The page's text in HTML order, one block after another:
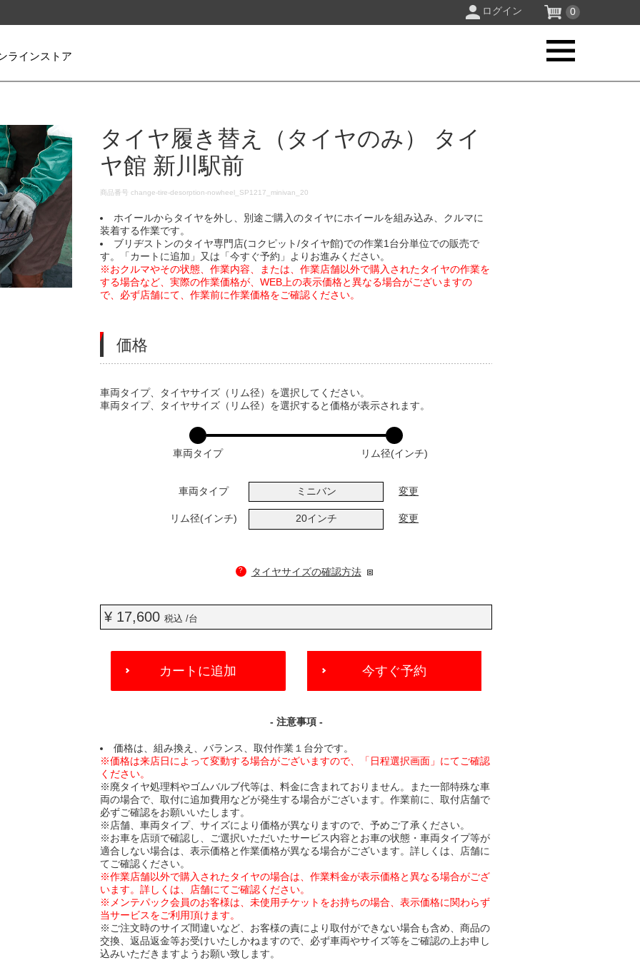
ログイン 0
ラインストア
タイヤ履き替え（タイヤのみ） タイ
ヤ館 新川駅前
DETAILS
商品番号change-tire-desorption-nowheel_SP1217_minivan_20
ホイールからタイヤを外し、別途ご購入のタイヤにホイールを組み込み、クルマに
装着する作業です。
ブリヂストンのタイヤ専門店(コクピット/タイヤ館)での作業1台分単位での販売で
す。「カートに追加」又は「今すぐ予約」よりお進みください。
※おクルマやその状態、作業内容、または、作業店舗以外で購入されたタイヤの作業を
する場合など、実際の作業価格が、WEB上の表示価格と異なる場合がございますの
で、必ず店舗にて、作業前に作業価格をご確認ください。
価格
VARIATIONS
車両タイプ、タイヤサイズ（リム径）を選択してください。
車両タイプ、タイヤサイズ（リム径）を選択すると価格が表示されます。
車両タイプ リム径(インチ)
車両タイプ ミニバン 変更
リム径(インチ) 20インチ 変更
? タイヤサイズの確認方法
¥ 17,600税込 /台
ADD
CART
カートに追加 今すぐ予約
- 注意事項 -
価格は、組み換え、バランス、取付作業１台分です。
※価格は来店日によって変動する場合がございますので、「日程選択画面」にてご確認
ください。
※廃タイヤ処理料やゴムバルブ代等は、料金に含まれておりません。また一部特殊な車
両の場合で、取付に追加費用などが発生する場合がございます。作業前に、取付店舗で
必ずご確認をお願いいたします。
※店舗、車両タイプ、サイズにより価格が異なりますので、予めご了承ください。
※お車を店頭で確認し、ご選択いただいたサービス内容とお車の状態・車両タイプ等が
適合しない場合は、表示価格と作業価格が異なる場合がございます。詳しくは、店舗に
てご確認ください。
※作業店舗以外で購入されたタイヤの場合は、作業料金が表示価格と異なる場合がござ
います。詳しくは、店舗にてご確認ください。
※メンテパック会員のお客様は、未使用チケットをお持ちの場合、表示価格に関わらず
当サービスをご利用頂けます。
※ご注文時のサイズ間違いなど、お客様の責により取付ができない場合も含め、商品の
交換、返品返金等お受けいたしかねますので、必ず車両やサイズ等をご確認の上お申し
込みいただきますようお願い致します。